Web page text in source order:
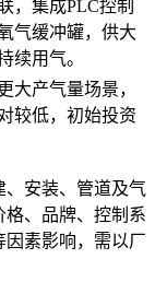
，集成PLC控制
气缓冲罐，供大
续用气。
大产气量场景，
较低，初始投资
、安装、管道及气
、品牌、控制系
素影响，需以厂